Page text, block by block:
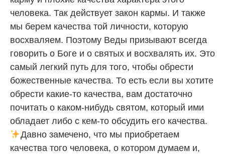
человека. Так действует закон кармы. И также
мы берем качества той личности, которую
восхваляем. Поэтому Веды призывают всегда
говорить о Боге и о святых и восхвалять их. Это
самый легкий путь для того, чтобы обрести
божественные качества. То есть если вы хотите
обрести какие-то качества, вам достаточно
почитать о каком-нибудь святом, который ими
обладает либо с кем-то обсудить его качества.
Давно замечено, что мы приобретаем
качества того человека, о котором думаем и,